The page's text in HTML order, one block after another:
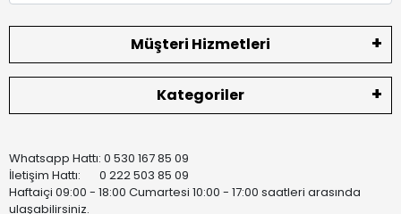
Müşteri Hizmetleri
Kategoriler
Whatsapp Hattı: 0 530 167 85 09
İletişim Hattı: 0 222 503 85 09
Haftaiçi 09:00 - 18:00 Cumartesi 10:00 - 17:00 saatleri arasında
ulaşabilirsiniz.